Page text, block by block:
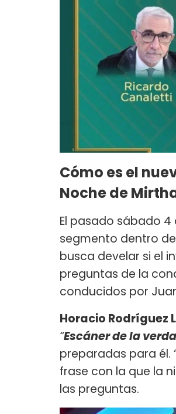
Cómo es el
Noche de
El pasado sábado
segmento dentro
busca develar si el
preguntas de la
conducidos por
Horacio Rodríguez
“Escáner de la
preparadas para él.
frase con la que la
las preguntas.